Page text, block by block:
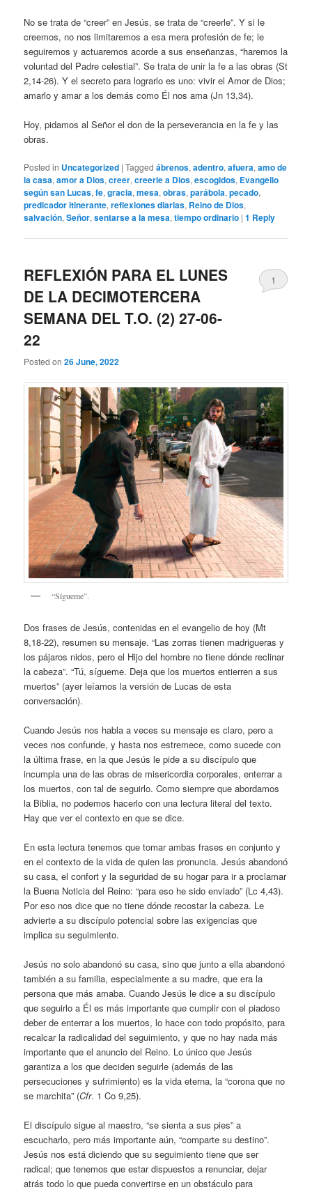
No se trata de “creer” en Jesús, se trata de “creerle”. Y si le
creemos, no nos limitaremos a esa mera profesión de fe; le
seguiremos y actuaremos acorde a sus enseñanzas, “haremos la
voluntad del Padre celestial”. Se trata de unir la fe a las obras (St
2,14-26). Y el secreto para lograrlo es uno: vivir el Amor de Dios;
amarlo y amar a los demás como Él nos ama (Jn 13,34).
Hoy, pidamos al Señor el don de la perseverancia en la fe y las
obras.
Posted in Uncategorized |Tagged ábrenos,adentro,afuera,amo de
la casa,amor a Dios,creer,creerle a Dios,escogidos, Evangelio
según san Lucas,fe,gracia,mesa,obras,parábola,pecado,
predicador itinerante,reflexiones diarias, Reino de Dios,
salvación,Señor,sentarse a la mesa,tiempo ordinario |1 Reply
REFLEXIÓN PARA EL LUNES
DE LA DECIMOTERCERA
SEMANA DEL T.O. (2) 27-06-
22
Posted on26 June, 2022
1
“Sígueme”.
Dos frases de Jesús, contenidas en el evangelio de hoy (Mt
8,18-22), resumen su mensaje. “Las zorras tienen madrigueras y
los pájaros nidos, pero el Hijo del hombre no tiene dónde reclinar
la cabeza”. “Tú, sígueme. Deja que los muertos entierren a sus
muertos” (ayer leíamos la versión de Lucas de esta
conversación).
Cuando Jesús nos habla a veces su mensaje es claro, pero a
veces nos confunde, y hasta nos estremece, como sucede con
la última frase, en la que Jesús le pide a su discípulo que
incumpla una de las obras de misericordia corporales, enterrar a
los muertos, con tal de seguirlo. Como siempre que abordamos
la Biblia, no podemos hacerlo con una lectura literal del texto.
Hay que ver el contexto en que se dice.
En esta lectura tenemos que tomar ambas frases en conjunto y
en el contexto de la vida de quien las pronuncia. Jesús abandonó
su casa, el confort y la seguridad de su hogar para ir a proclamar
la Buena Noticia del Reino: “para eso he sido enviado” (Lc 4,43).
Por eso nos dice que no tiene dónde recostar la cabeza. Le
advierte a su discípulo potencial sobre las exigencias que
implica su seguimiento.
Jesús no solo abandonó su casa, sino que junto a ella abandonó
también a su familia, especialmente a su madre, que era la
persona que más amaba. Cuando Jesús le dice a su discípulo
que seguirlo a Él es más importante que cumplir con el piadoso
deber de enterrar a los muertos, lo hace con todo propósito, para
recalcar la radicalidad del seguimiento, y que no hay nada más
importante que el anuncio del Reino. Lo único que Jesús
garantiza a los que deciden seguirle (además de las
persecuciones y sufrimiento) es la vida eterna, la “corona que no
se marchita” (Cfr. 1 Co 9,25).
El discípulo sigue al maestro, “se sienta a sus pies” a
escucharlo, pero más importante aún, “comparte su destino”.
Jesús nos está diciendo que su seguimiento tiene que ser
radical; que tenemos que estar dispuestos a renunciar, dejar
atrás todo lo que pueda convertirse en un obstáculo para